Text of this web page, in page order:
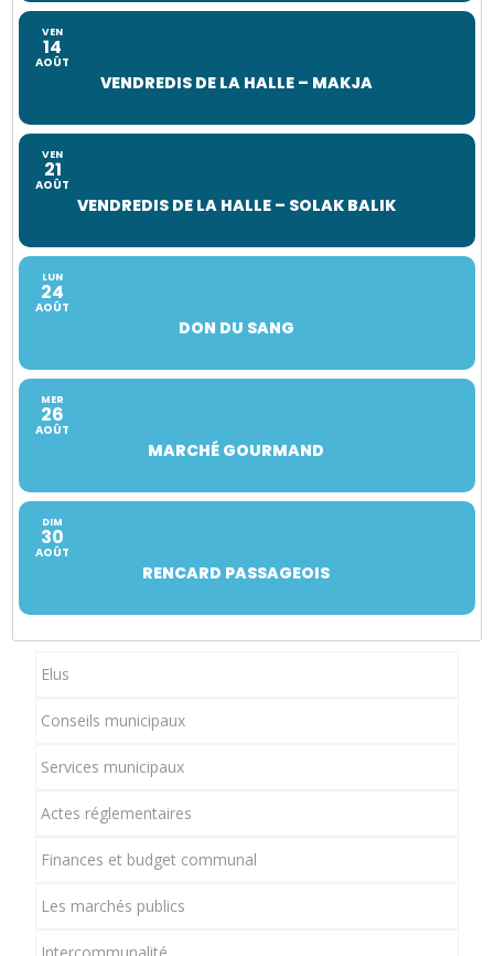
VEN
14
AOÛT
VENDREDIS DE LA HALLE – MAKJA
VEN
21
AOÛT
VENDREDIS DE LA HALLE – SOLAK BALIK
LUN
24
AOÛT
DON DU SANG
MER
26
AOÛT
MARCHÉ GOURMAND
DIM
30
AOÛT
RENCARD PASSAGEOIS
Elus
Conseils municipaux
Services municipaux
Actes réglementaires
Finances et budget communal
Les marchés publics
Intercommunalité